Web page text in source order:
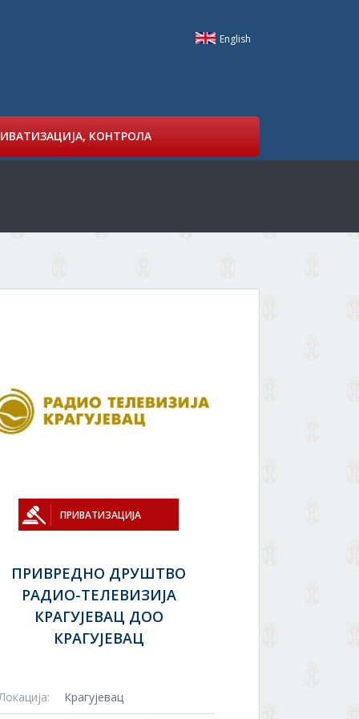
English
КОНТРОЛА
ПРИВАТИЗАЦИЈА
ПРИВРЕДНО ДРУШТВО
РАДИО-ТЕЛЕВИЗИЈА
КРАГУЈЕВАЦ ДОО
КРАГУЈЕВАЦ
Крагујевац